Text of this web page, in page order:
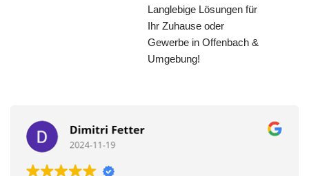
Langlebige Lösungen für
Ihr Zuhause oder
Gewerbe in Offenbach &
Umgebung!